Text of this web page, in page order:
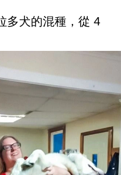
多犬的混種，從 4